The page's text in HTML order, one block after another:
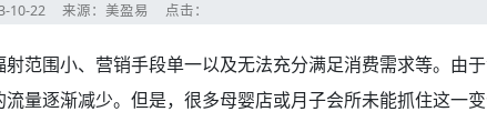
10-22来源：美盈易 点击：
范围小、营销手段单一以及无法充分满足消费需求等。由
量逐渐减少。但是，很多母婴店或月子会所未能抓住这一